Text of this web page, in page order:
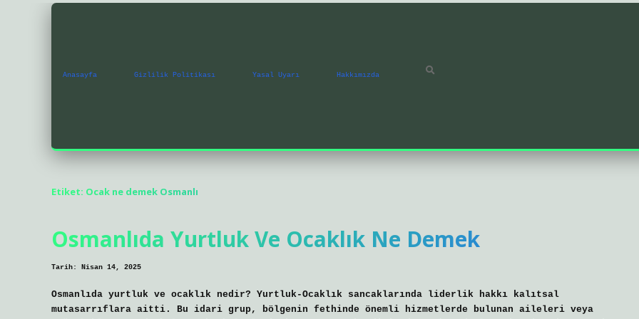
Anasayfa Gizlilik Politikası Yasal Uyarı Hakkımızda
Etiket: Ocak ne demek Osmanlı
Osmanlıda Yurtluk Ve Ocaklık Ne Demek
Tarih: Nisan 14, 2025
Osmanlıda yurtluk ve ocaklık nedir? Yurtluk-Ocaklık sancaklarında liderlik hakkı kalıtsal
mutasarrıflara aitti. Bu idari grup, bölgenin fethinde önemli hizmetlerde bulunan aileleri veya